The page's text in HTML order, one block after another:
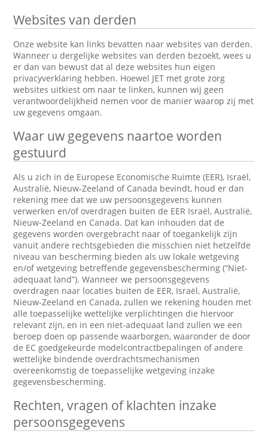
Websites van derden
Onze website kan links bevatten naar websites van derden.
Wanneer u dergelijke websites van derden bezoekt, wees u
er dan van bewust dat al deze websites hun eigen
privacyverklaring hebben. Hoewel JET met grote zorg
websites uitkiest om naar te linken, kunnen wij geen
verantwoordelijkheid nemen voor de manier waarop zij met
uw gegevens omgaan.
Waar uw gegevens naartoe worden
gestuurd
Als u zich in de Europese Economische Ruimte (EER), Israël,
Australië, Nieuw-Zeeland of Canada bevindt, houd er dan
rekening mee dat we uw persoonsgegevens kunnen
verwerken en/of overdragen buiten de EER Israël, Australië,
Nieuw-Zeeland en Canada. Dat kan inhouden dat de
gegevens worden overgebracht naar of toegankelijk zijn
vanuit andere rechtsgebieden die misschien niet hetzelfde
niveau van bescherming bieden als uw lokale wetgeving
en/of wetgeving betreffende gegevensbescherming (“Niet-
adequaat land”). Wanneer we persoonsgegevens
overdragen naar locaties buiten de EER, Israël, Australië,
Nieuw-Zeeland en Canada, zullen we rekening houden met
alle toepasselijke wettelijke verplichtingen die hiervoor
relevant zijn, en in een niet-adequaat land zullen we een
beroep doen op passende waarborgen, waaronder de door
de EC goedgekeurde modelcontractbepalingen of andere
wettelijke bindende overdrachtsmechanismen
overeenkomstig de toepasselijke wetgeving inzake
gegevensbescherming.
Rechten, vragen of klachten inzake
persoonsgegevens